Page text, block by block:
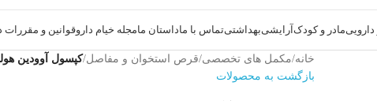
مادر و کودک آرایشیبهداشتیتماس با ماداستان مامجله خیام داروقوانین و مقررات
خانه/مکمل های تخصصی/قرص استخوان و مفاصل/کپسول آوودین
بازگشت به محصولات